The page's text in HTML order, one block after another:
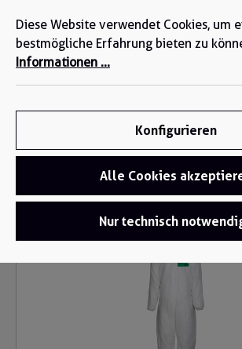
springen
/ Schutzanzüge
Bildergalerie überspringen
Diese Website verwendet Cookies, um
bestmögliche Erfahrung bieten zu
Informationen ...
Konfigurieren
Alle Cookies
Nur technisch